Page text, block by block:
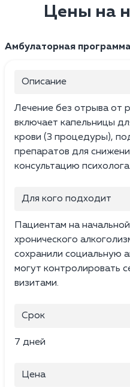
Цены на
Амбулаторная
Описание
Лечение без отрыва от
включает капельницы
крови (3 процедуры),
препаратов для
консультацию психолога.
Для кого подходит
Пациентам на
хронического
сохранили социальную
могут контролировать
визитами.
Срок
7 дней
Цена